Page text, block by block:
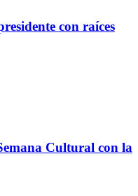
con raíces
Cultural con la